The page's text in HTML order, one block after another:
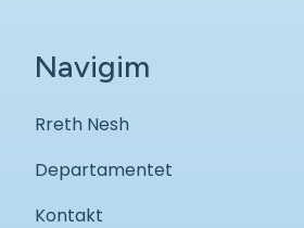
Navigim
Rreth Nesh
Departamentet
Kontakt